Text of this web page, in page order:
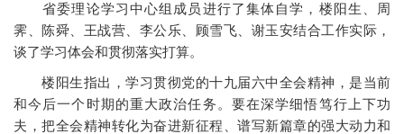
省委理论学习中心组成员进行了集体自学，楼阳生、周
霁、陈舜、王战营、李公乐、顾雪飞、谢玉安结合工作实际，
谈了学习体会和贯彻落实打算。
楼阳生指出，学习贯彻党的十九届六中全会精神，是当前
和今后一个时期的重大政治任务。要在深学细悟笃行上下功
夫，把全会精神转化为奋进新征程、谱写新篇章的强大动力和